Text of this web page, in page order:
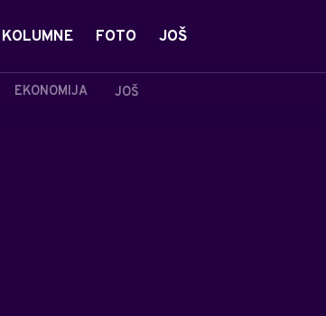
EKONOMIJA JOŠ
KOLUMNE FOTO JOŠ